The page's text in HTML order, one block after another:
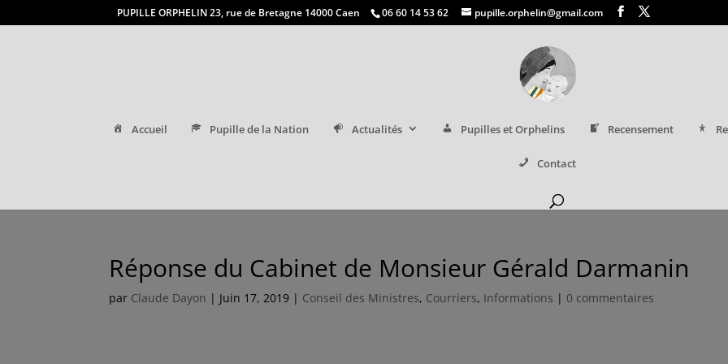
PUPILLE ORPHELIN 23, rue de Bretagne 14000 Caen 06 60 14 53 62 pupille.orphelin@gmail.com
Accueil Pupille de la Nation Actualités Pupilles et Orphelins Recensement
Contact
Réponse du Cabinet de Monsieur Gérald Darmanin
par Claude Dayon | Juin 17, 2019 | Conseil des Ministres, Courriers, Informations | 0 commentaires